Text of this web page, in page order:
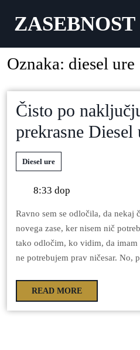
ZASEBNOST
Oznaka: diesel ure
Čisto po
prekrasne Diesel
Diesel ure
8:33 dop
Ravno sem se odločila, da nekaj časa ne bom kupovala nič
novega zase, ker nisem nič
tako odločim, ko vidim, da imam
ne potrebujem prav ničesar. No,
READ MORE